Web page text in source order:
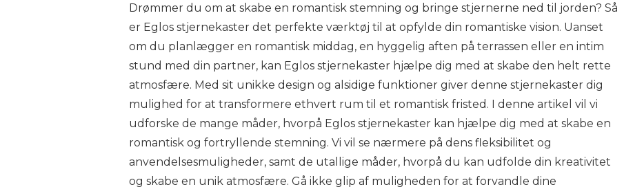
Drømmer du om at skabe en romantisk stemning og bringe stjernerne ned til jorden? Så
er Eglos stjernekaster det perfekte værktøj til at opfylde din romantiske vision. Uanset
om du planlægger en romantisk middag, en hyggelig aften på terrassen eller en intim
stund med din partner, kan Eglos stjernekaster hjælpe dig med at skabe den helt rette
atmosfære. Med sit unikke design og alsidige funktioner giver denne stjernekaster dig
mulighed for at transformere ethvert rum til et romantisk fristed. I denne artikel vil vi
udforske de mange måder, hvorpå Eglos stjernekaster kan hjælpe dig med at skabe en
romantisk og fortryllende stemning. Vi vil se nærmere på dens fleksibilitet og
anvendelsesmuligheder, samt de utallige måder, hvorpå du kan udfolde din kreativitet
og skabe en unik atmosfære. Gå ikke glip af muligheden for at forvandle dine